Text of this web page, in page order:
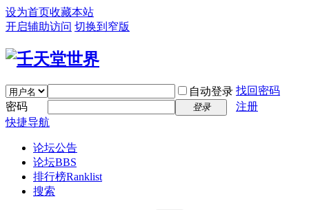
设为首页收藏本站
开启辅助访问 切换到窄版
自动登录 找回密码
密码
登录
注册
快捷导航
论坛公告
论坛BBS
排行榜Ranklist
搜索